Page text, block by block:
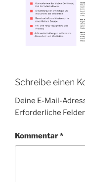
Schreibe einen
Deine E-Mail-
Erforderliche
Kommentar*